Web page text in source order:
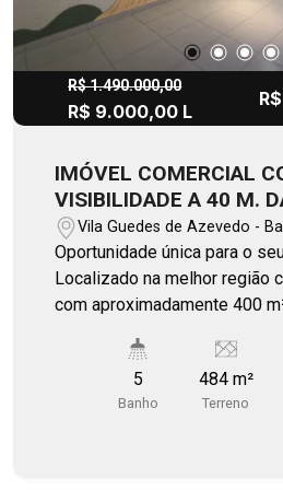
para clientes, fornecedores e
Entre em contato e agende
conhecer esta excelente
venda ou locação.
R$ 1.490.000,00
R$ 9.000,00 L
IMÓVEL COMERCIAL COM GRANDE
VISIBILIDADE A 40 M. DA AV. GETÚLIO
VARGAS
Vila Guedes de Azevedo -
Oportunidade única para o
Localizado na melhor região
com aproximadamente 400
ideal para escolas,
lojas, centros de treinamento,
segmentos. Grande visibilidade, local estratégico
5
Banho
484 m²
Terreno